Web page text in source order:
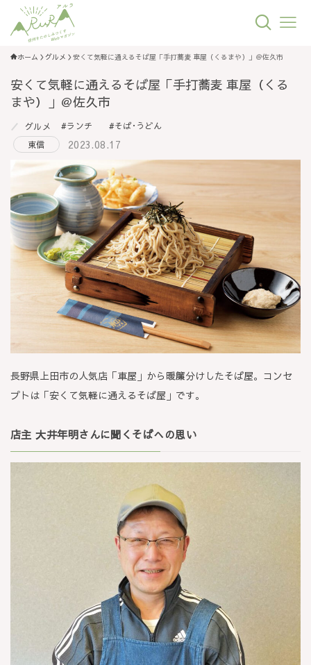
ホーム グルメ 安くて気軽に通えるそば屋「手打蕎麦 車屋（くるまや）」＠佐久市
安くて気軽に通えるそば屋「手打蕎麦 車屋（くる
まや）」＠佐久市
グルメ ランチ
そば･うどん
東信
2023.08.17
長野県上田市の人気店「車屋」から暖簾分けしたそば屋。コンセ
プトは「安くて気軽に通えるそば屋」です。
店主 大井年明さんに聞くそばへの思い